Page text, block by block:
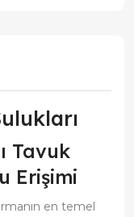
Tavuk
Erişimi
en temel